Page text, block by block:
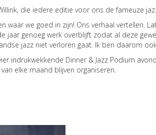
die iedere editie voor ons de fameuze
waar we goed in zijn! Ons verhaal vertellen.
genoeg werk overblijft zodat al deze
jazz niet verloren gaat. Ik ben daarom
indrukwekkende Dinner & Jazz Podium
elke maand blijven organiseren.